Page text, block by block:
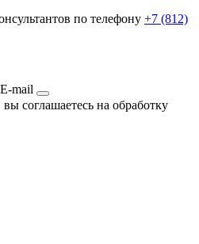
по телефону +7 (812)
E-mail
соглашаетесь на обработку